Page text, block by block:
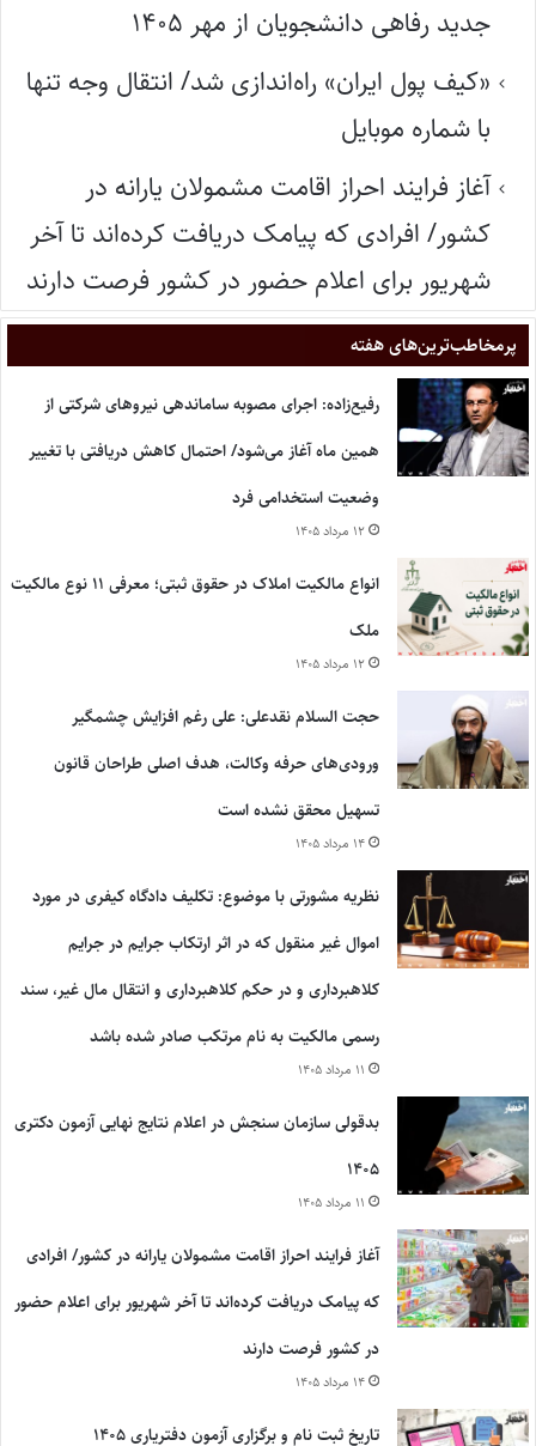
جدید رفاهی دانشجویان از مهر ۱۴۰۵
«کیف پول ایران» راه‌اندازی شد/ انتقال وجه تنها
با شماره موبایل
آغاز فرایند احراز اقامت مشمولان یارانه در
کشور/ افرادی که پیامک دریافت کرده‌اند تا آخر
شهریور برای اعلام حضور در کشور فرصت دارند
پر‌مخاطب‌ترین‌های هفته
رفیع‌زاده: اجرای مصوبه ساماندهی نیروهای شرکتی از
همین ماه آغاز می‌شود/ احتمال کاهش دریافتی با تغییر
وضعیت استخدامی فرد
۱۲ مرداد ۱۴۰۵
انواع مالکیت املاک در حقوق ثبتی؛ معرفی ۱۱ نوع مالکیت
ملک
۱۲ مرداد ۱۴۰۵
حجت السلام نقدعلی: علی رغم افزایش چشمگیر
ورودی‌های حرفه وکالت، هدف اصلی طراحان قانون
تسهیل محقق نشده است
۱۴ مرداد ۱۴۰۵
نظریه مشورتی با موضوع: تکلیف دادگاه کیفری در مورد
اموال غیر منقول که در اثر ارتکاب جرایم در جرایم
کلاهبرداری و در حکم کلاهبرداری و انتقال مال غیر، سند
رسمی مالکیت به نام مرتکب صادر شده باشد
۱۱ مرداد ۱۴۰۵
بدقولی سازمان سنجش در اعلام نتایج نهایی آزمون دکتری
۱۴۰۵
۱۱ مرداد ۱۴۰۵
آغاز فرایند احراز اقامت مشمولان یارانه در کشور/ افرادی
که پیامک دریافت کرده‌اند تا آخر شهریور برای اعلام حضور
در کشور فرصت دارند
۱۴ مرداد ۱۴۰۵
تاریخ ثبت نام و برگزاری آزمون دفتریاری ۱۴۰۵